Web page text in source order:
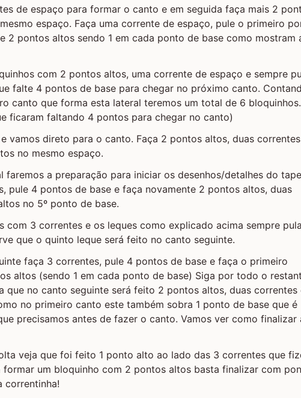
de espaço para formar o canto e em seguida faça mais 2
espaço. Faça uma corrente de espaço, pule o primeiro
2 pontos altos sendo 1 em cada ponto de base como mostram
com 2 pontos altos, uma corrente de espaço e sempre
falte 4 pontos de base para chegar no próximo canto.
canto que forma esta lateral teremos um total de 6
ficaram faltando 4 pontos para chegar no canto)
vamos direto para o canto. Faça 2 pontos altos, duas
no mesmo espaço.
faremos a preparação para iniciar os desenhos/detalhes do
pule 4 pontos de base e faça novamente 2 pontos altos, duas
no 5º ponto de base.
com 3 correntes e os leques como explicado acima sempre
que o quinto leque será feito no canto seguinte.
faça 3 correntes, pule 4 pontos de base e faça o primeiro
altos (sendo 1 em cada ponto de base) Siga por todo o
que no canto seguinte será feito 2 pontos altos, duas correntes
no primeiro canto este também sobra 1 ponto de base que é
precisamos antes de fazer o canto. Vamos ver como finalizar
veja que foi feito 1 ponto alto ao lado das 3 correntes que
formar um bloquinho com 2 pontos altos basta finalizar com
correntinha!